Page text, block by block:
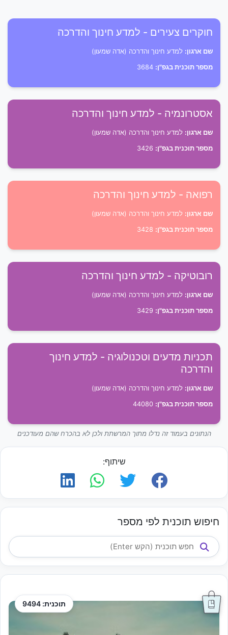
חוקרים צעירים - למדע חינוך והדרכה
שם ארגון: למדע חינוך והדרכה (אדה שמעון)
מספר תוכנית בגפ"ן:
אסטרונמיה - למדע חינוך והדרכה
שם ארגון: למדע חינוך והדרכה (אדה שמעון)
מספר תוכנית בגפ"ן:
רפואה - למדע חינוך והדרכה
שם ארגון: למדע חינוך והדרכה (אדה שמעון)
מספר תוכנית בגפ"ן:
רובוטיקה - למדע חינוך והדרכה
שם ארגון: למדע חינוך והדרכה (אדה שמעון)
מספר תוכנית בגפ"ן:
תכניות מדעים וטכנולוגיה - למדע חינוך
והדרכה
שם ארגון: למדע חינוך והדרכה (אדה שמעון)
מספר תוכנית בגפ"ן:
הנתונים בעמוד זה נדלו מתוך המרשתת ולכן לא בהכרח שהם מעודכנים
שיתוף:
חיפוש תוכנית לפי מספר
תוכנית: 9494